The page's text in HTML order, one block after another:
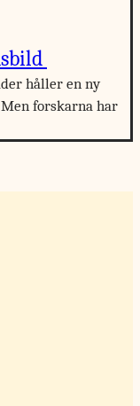
håller en ny
forskarna har